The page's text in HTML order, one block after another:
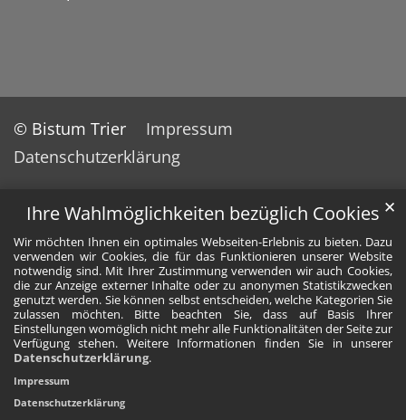
Ihre Wahlmöglichkeiten bezüglich Cookies
Wir möchten Ihnen ein optimales Webseiten-Erlebnis zu bieten. Dazu
verwenden wir Cookies, die für das Funktionieren unserer Website
notwendig sind. Mit Ihrer Zustimmung verwenden wir auch Cookies,
die zur Anzeige externer Inhalte oder zu anonymen Statistikzwecken
genutzt werden. Sie können selbst entscheiden, welche Kategorien Sie
zulassen möchten. Bitte beachten Sie, dass auf Basis Ihrer
Einstellungen womöglich nicht mehr alle Funktionalitäten der Seite zur
Verfügung stehen. Weitere Informationen finden Sie in unserer
Datenschutzerklärung.
✕
Impressum
Datenschutzerklärung
© Bistum Trier
Impressum
Datenschutzerklärung